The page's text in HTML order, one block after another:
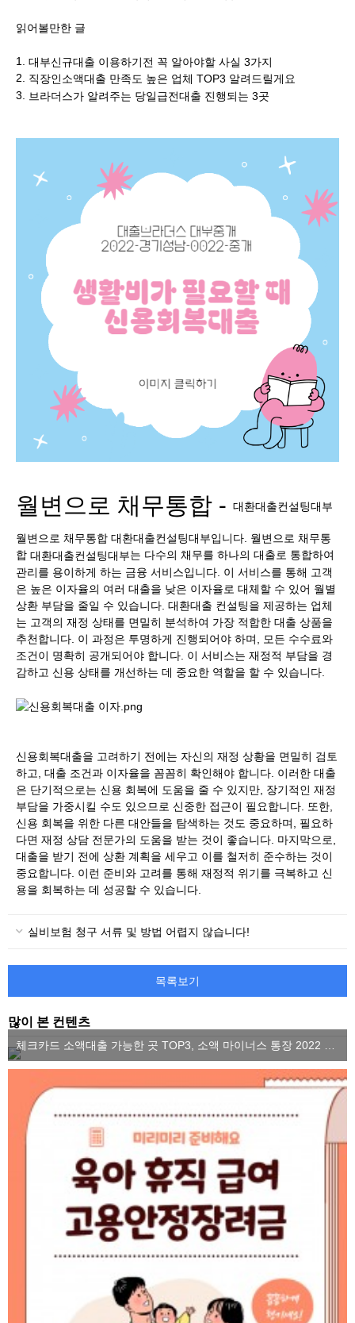
읽어볼만한 글
1. 대부신규대출 이용하기전 꼭 알아야할 사실 3가지
2. 직장인소액대출 만족도 높은 업체 TOP3 알려드릴게요
3.
브라더스가 알려주는 당일급전대출 진행되는 3곳
월변으로 채무통합 - 대환대출컨설팅대부
월변으로 채무통합 대환대출컨설팅대부입니다. 월변으로 채무통
합 대환대출컨설팅대부는 다수의 채무를 하나의 대출로 통합하여
관리를 용이하게 하는 금융 서비스입니다. 이 서비스를 통해 고객
은 높은 이자율의 여러 대출을 낮은 이자율로 대체할 수 있어 월별
상환 부담을 줄일 수 있습니다. 대환대출 컨설팅을 제공하는 업체
는 고객의 재정 상태를 면밀히 분석하여 가장 적합한 대출 상품을
추천합니다. 이 과정은 투명하게 진행되어야 하며, 모든 수수료와
조건이 명확히 공개되어야 합니다. 이 서비스는 재정적 부담을 경
감하고 신용 상태를 개선하는 데 중요한 역할을 할 수 있습니다.
신용회복대출을 고려하기 전에는 자신의 재정 상황을 면밀히 검토
하고, 대출 조건과 이자율을 꼼꼼히 확인해야 합니다. 이러한 대출
은 단기적으로는 신용 회복에 도움을 줄 수 있지만, 장기적인 재정
부담을 가중시킬 수도 있으므로 신중한 접근이 필요합니다. 또한,
신용 회복을 위한 다른 대안들을 탐색하는 것도 중요하며, 필요하
다면 재정 상담 전문가의 도움을 받는 것이 좋습니다. 마지막으로,
대출을 받기 전에 상환 계획을 세우고 이를 철저히 준수하는 것이
중요합니다. 이런 준비와 고려를 통해 재정적 위기를 극복하고 신
용을 회복하는 데 성공할 수 있습니다.
실비보험 청구 서류 및 방법 어렵지 않습니다!
목록보기
많이 본 컨텐츠